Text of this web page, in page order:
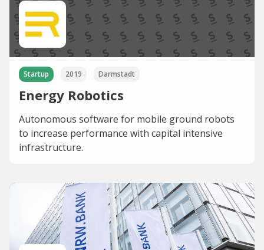
Startup 2019 Darmstadt
Energy Robotics
Autonomous software for mobile ground robots
to increase performance with capital intensive
infrastructure.